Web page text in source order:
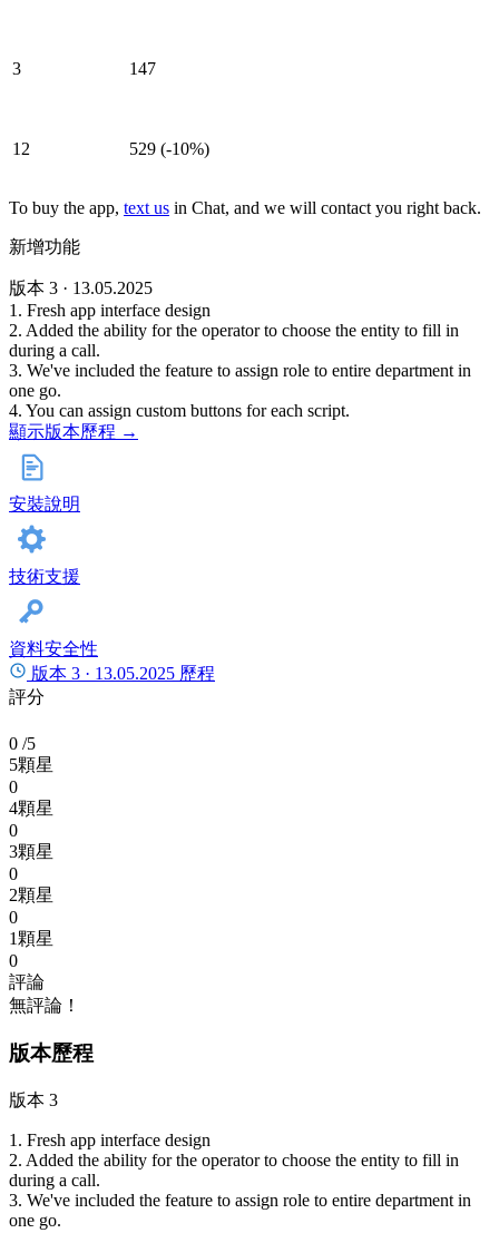
3 147
12 529 (-10%)
To buy the app, text us in Chat, and we will contact you right back.
新增功能
版本 3 · 13.05.2025
1. Fresh app interface design
2. Added the ability for the operator to choose the entity to fill in
during a call.
3. We've included the feature to assign role to entire department in
one go.
4. You can assign custom buttons for each script.
顯示版本歷程 →
安裝說明
技術支援
資料安全性
版本 3 · 13.05.2025 歷程
評分
0 /5
5顆星
0
4顆星
0
3顆星
0
2顆星
0
1顆星
0
評論
無評論！
版本歷程
版本 3
1. Fresh app interface design
2. Added the ability for the operator to choose the entity to fill in
during a call.
3. We've included the feature to assign role to entire department in
one go.